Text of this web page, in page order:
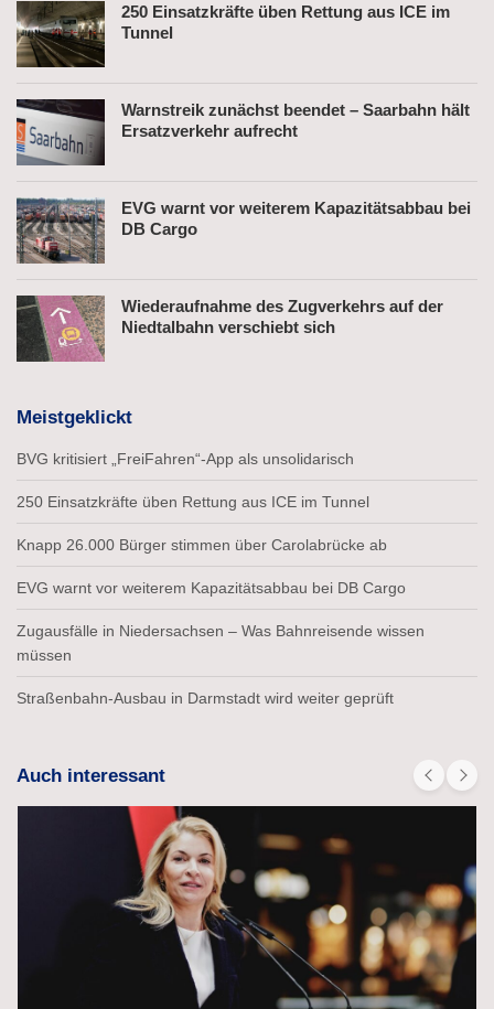
250 Einsatzkräfte üben Rettung aus ICE im
Tunnel
Warnstreik zunächst beendet – Saarbahn hält
Ersatzverkehr aufrecht
EVG warnt vor weiterem Kapazitätsabbau bei
DB Cargo
Wiederaufnahme des Zugverkehrs auf der
Niedtalbahn verschiebt sich
Meistgeklickt
BVG kritisiert „FreiFahren“-App als unsolidarisch
250 Einsatzkräfte üben Rettung aus ICE im Tunnel
Knapp 26.000 Bürger stimmen über Carolabrücke ab
EVG warnt vor weiterem Kapazitätsabbau bei DB Cargo
Zugausfälle in Niedersachsen – Was Bahnreisende wissen
müssen
Straßenbahn-Ausbau in Darmstadt wird weiter geprüft
Auch interessant